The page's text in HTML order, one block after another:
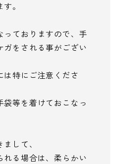
。
っておりますので、手
ガをされる事がござい
は特にご注意くださ
袋等を着けておこなっ
して、
れる場合は、柔らかい